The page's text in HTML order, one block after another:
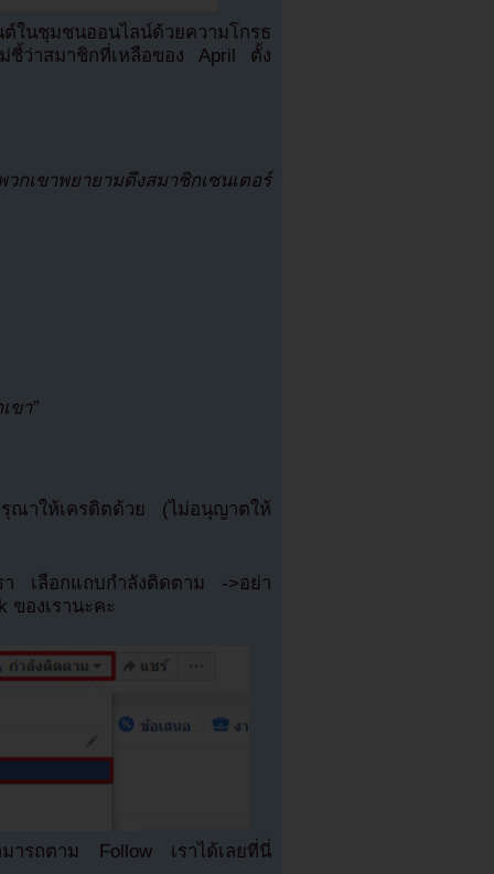
ต์ในชุมชนออนไลน์ด้วยความโกรธ
ชี้ว่าสมาชิกที่เหลือของ April ตั้ง
ขาพยายามดึงสมาชิกเซนเตอร์
ขา”
ณาให้เครดิตด้วย (ไม่อนุญาตให้
รา เลือกแถบกำลังติดตาม ->อย่า
ของเรานะคะ
มารถตาม Follow เราได้เลยที่นี่